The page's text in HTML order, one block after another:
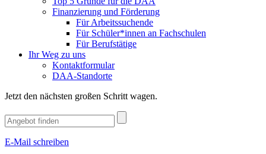
Finanzierung und Förderung
Für Arbeitssuchende
Für Schüler*innen an Fachschulen
Für Berufstätige
Ihr Weg zu uns
Kontaktformular
DAA-Standorte
Jetzt den nächsten großen Schritt wagen.
E-Mail schreiben